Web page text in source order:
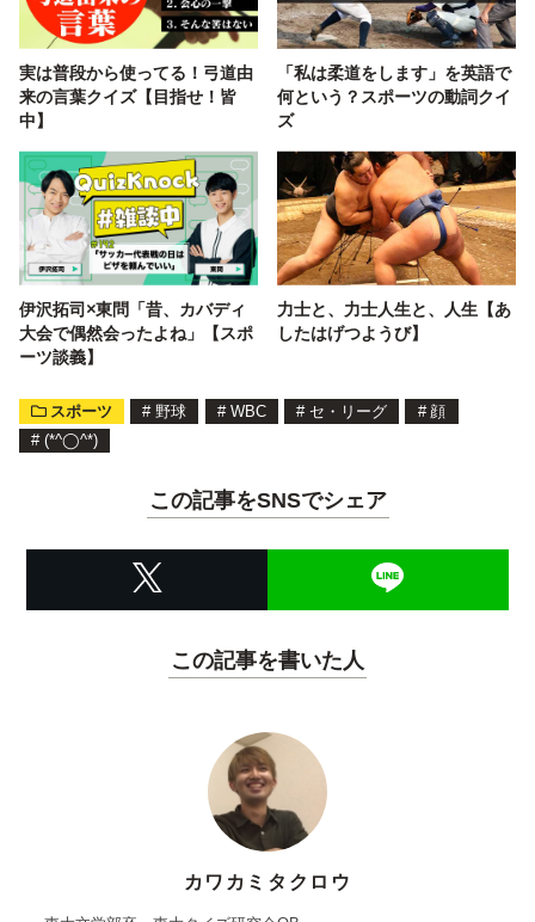
実は普段から使ってる！弓道由
来の言葉クイズ【目指せ！皆
中】
「私は柔道をします」を英語で
何という？スポーツの動詞クイ
ズ
伊沢拓司×東問「昔、カバディ
大会で偶然会ったよね」【スポ
ーツ談義】
力士と、力士人生と、人生【あ
したはげつようび】
スポーツ # 野球 # WBC # セ・リーグ # 顔
# (*^◯^*)
この記事をSNSでシェア
この記事を書いた人
カワカミタクロウ